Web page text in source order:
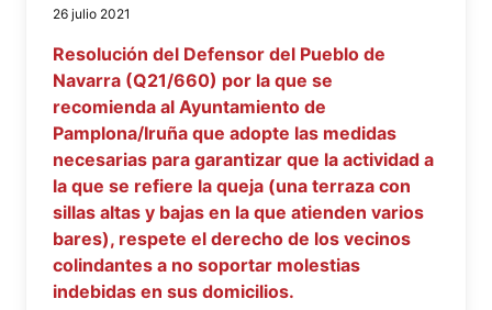
26 julio 2021
Resolución del Defensor del Pueblo de
Navarra (Q21/660) por la que se
recomienda al Ayuntamiento de
Pamplona/Iruña que adopte las medidas
necesarias para garantizar que la actividad a
la que se refiere la queja (una terraza con
sillas altas y bajas en la que atienden varios
bares), respete el derecho de los vecinos
colindantes a no soportar molestias
indebidas en sus domicilios.